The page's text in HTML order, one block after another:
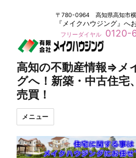
〒780-0964 高知県高知市横
『メイクハウジング』へ
フリーダイヤル 0120-
高知の不動産情報⇒メ
グへ！新築・中古住宅
売買！
メニュー